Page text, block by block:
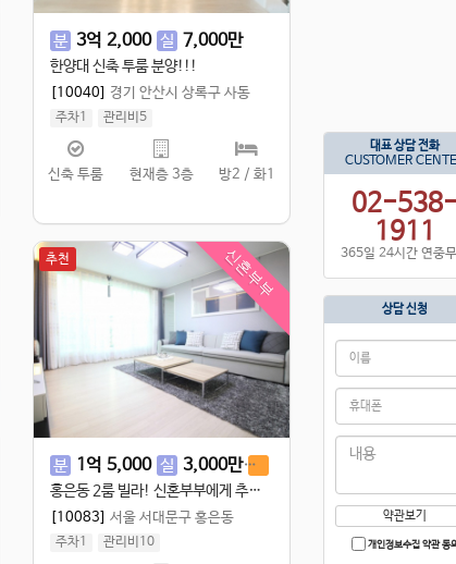
분 3억 2,000 실 7,000만
한양대 신축 투룸 분양!!!
[10040] 경기 안산시 상록구 사동
주차1
관리비5
실 34.02㎡
공 40㎡
신축 투룸 현재층 3층 방2 / 화1
신혼부부
추천
분 1억 5,000 실 3,000만 전
홍은동 2룸 빌라! 신혼부부에게 추천해요!
[10083] 서울 서대문구 홍은동
주차1
관리비10
대표 상담 전화
CUSTOMER
02-
1911
365일 24시간 연중
상담 신청
약관보기
개인정보수집 약관 동